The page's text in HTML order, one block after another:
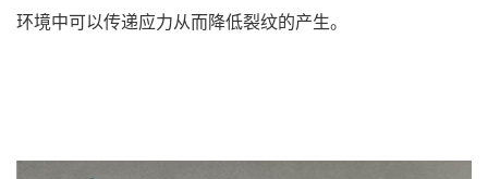
环境中可以传递应力从而降低裂纹的产生。